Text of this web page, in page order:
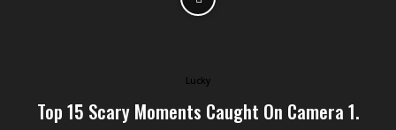
Lucky
Top 15 Scary Moments Caught On Camera 1.